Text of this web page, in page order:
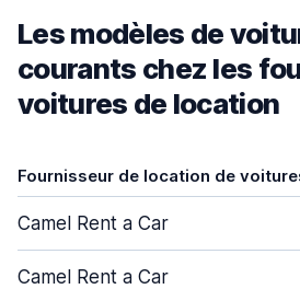
Les modèles de
courants chez les
voitures de location
Fournisseur de location de
Camel Rent a Car
Camel Rent a Car